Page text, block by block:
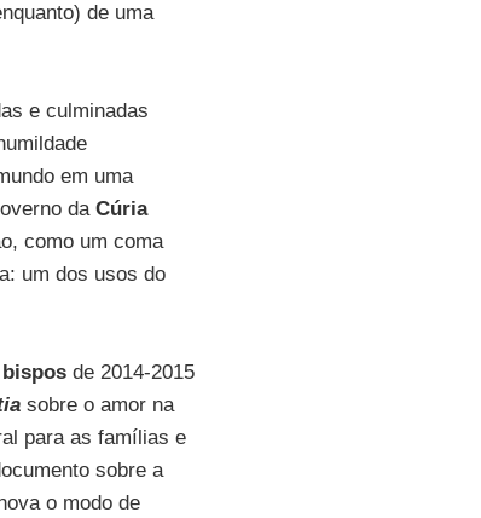
de uma
e culminadas
em uma
da Cúria
como um coma
um dos usos do
de 2014-2015
sobre o amor na
para as famílias e
sobre a
o modo de